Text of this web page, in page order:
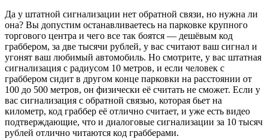
Да у штатной сигнализации нет обратной связи, но нужна ли
она? Вы допустим останавливаетесь на парковке крупного
торгового центра и чего все так боятся — дешёвым код
граббером, за две тысячи рублей, у вас считают ваш сигнал и
угонят ваш любимый автомобиль. Но смотрите, у вас штатная
сигнализация с радиусом 10 метров, и если человек с
граббером сидит в другом конце парковки на расстоянии от
100 до 500 метров, он физически её считать не сможет. Если у
вас сигнализация с обратной связью, которая бьет на
километр, код граббер её отлично считает, и уже есть видео
подтверждающие, что и диалоговые сигнализации за 10 тысяч
рублей отлично читаются код грабберами.